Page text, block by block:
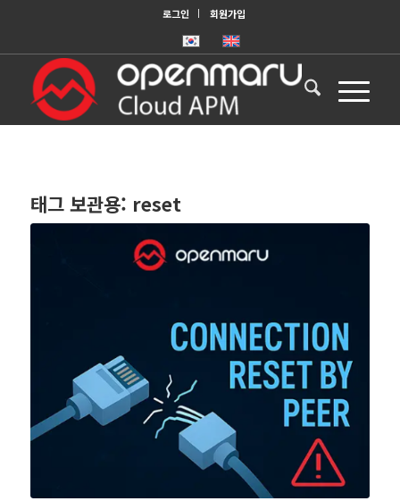
로그인 회원가입
태그 보관용: reset